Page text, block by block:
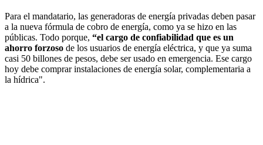
Para el mandatario, las generadoras de energía privadas deben pasar
a la nueva fórmula de cobro de energía, como ya se hizo en las
públicas. Todo porque, “el cargo de confiabilidad que es un
ahorro forzoso de los usuarios de energía eléctrica, y que ya suma
casi 50 billones de pesos, debe ser usado en emergencia. Ese cargo
hoy debe comprar instalaciones de energía solar, complementaria a
la hídrica".